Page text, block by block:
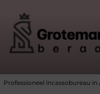
Professioneel incassobureau in